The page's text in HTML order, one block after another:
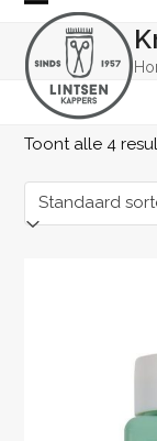
Skip
content
Open
mobile
menu
Close
mobile
menu
Toont alle 4